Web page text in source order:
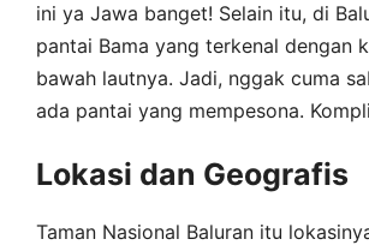
ini ya Jawa banget! Selain itu, di
pantai Bama yang terkenal dengan
bawah lautnya. Jadi, nggak cuma
ada pantai yang mempesona.
Lokasi dan Geografis
Taman Nasional Baluran itu